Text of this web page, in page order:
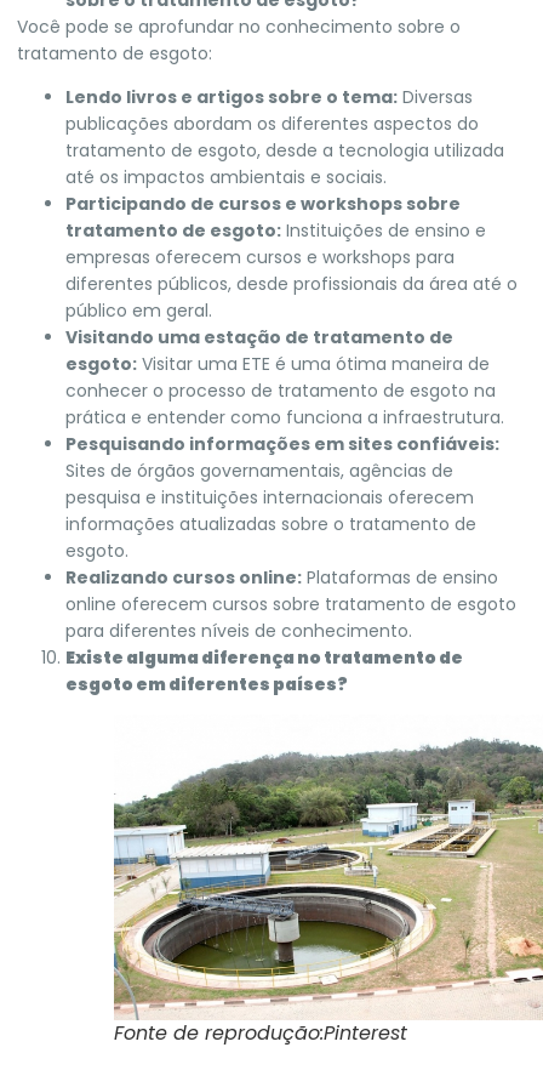
Você pode se aprofundar no conhecimento sobre o
tratamento de esgoto:
Lendo livros e artigos sobre o tema: Diversas
publicações abordam os diferentes aspectos do
tratamento de esgoto, desde a tecnologia utilizada
até os impactos ambientais e sociais.
Participando de cursos e workshops sobre
tratamento de esgoto: Instituições de ensino e
empresas oferecem cursos e workshops para
diferentes públicos, desde profissionais da área até o
público em geral.
Visitando uma estação de tratamento de
esgoto: Visitar uma ETE é uma ótima maneira de
conhecer o processo de tratamento de esgoto na
prática e entender como funciona a infraestrutura.
Pesquisando informações em sites confiáveis:
Sites de órgãos governamentais, agências de
pesquisa e instituições internacionais oferecem
informações atualizadas sobre o tratamento de
esgoto.
Realizando cursos online: Plataformas de ensino
online oferecem cursos sobre tratamento de esgoto
para diferentes níveis de conhecimento.
Existe alguma diferença no tratamento de
esgoto em diferentes países?
Fonte de reprodução:Pinterest